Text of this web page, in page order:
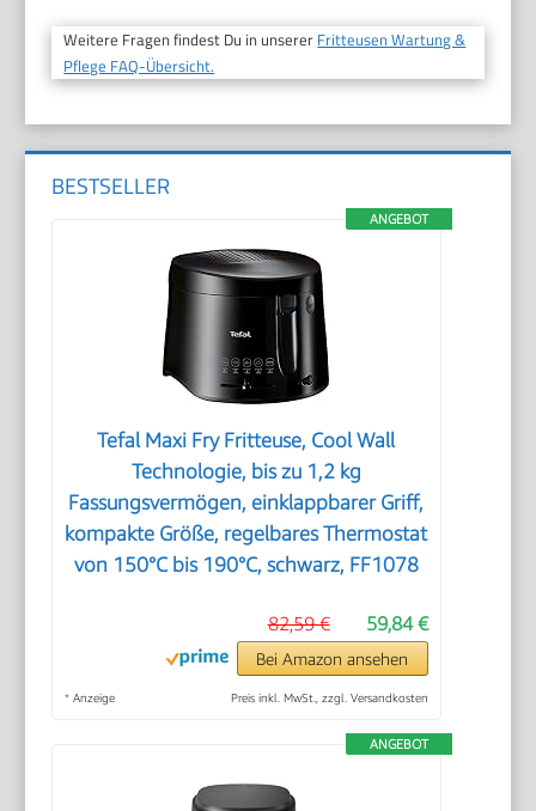
Weitere Fragen findest Du in unserer Fritteusen Wartung &
Pflege FAQ-Übersicht.
BESTSELLER
ANGEBOT
Tefal Maxi Fry Fritteuse, Cool Wall
Technologie, bis zu 1,2 kg
Fassungsvermögen, einklappbarer Griff,
kompakte Größe, regelbares Thermostat
von 150°C bis 190°C, schwarz, FF1078
59,84 €
82,59 €
Bei Amazon ansehen
* Anzeige Preis inkl. MwSt., zzgl. Versandkosten
ANGEBOT